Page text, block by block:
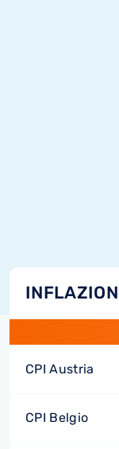
CPI Austria
CPI Belgio